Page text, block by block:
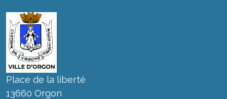
Place de la liberté
13660 Orgon